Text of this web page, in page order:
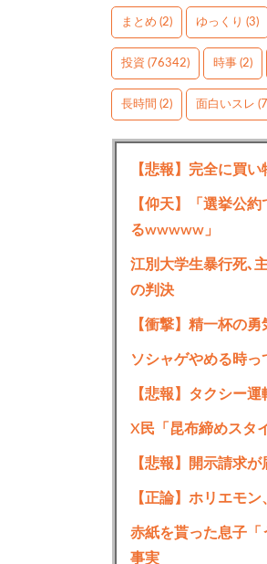
まとめ (2) ゆっくり (3)
投資 (76342) 時事 (2)
長時間 (2) 面白いスレ
【悲報】完全に買
【仰天】「選挙公
るwwwww」
江別大学生暴行死､
の判決
【衝撃】精一杯の
ソシャゲやめる時っ
【悲報】タクシー
X民「昆布締めスタ
【悲報】開示請求
【正論】ホリエモ
赤紙を貰った息子
事実